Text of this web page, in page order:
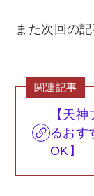
また次回の
関連記事
【天
るおす
OK】